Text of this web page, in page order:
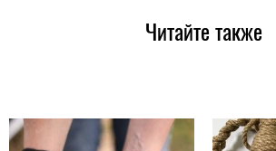
Читайте также